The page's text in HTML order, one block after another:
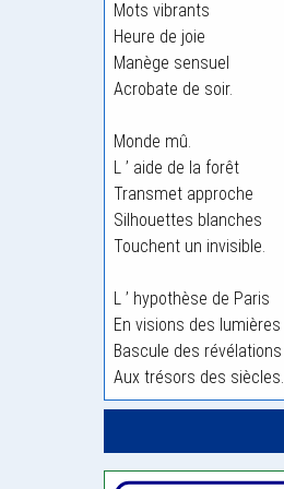
Mots vibrants
Heure de joie
Manège sensuel
Acrobate de soir.
Monde mû.
L ’ aide de la forêt
Transmet approche
Silhouettes blanches
Touchent un invisible.
L ’ hypothèse de Paris
En visions des lumières
Bascule des révélations
Aux trésors des siècles.